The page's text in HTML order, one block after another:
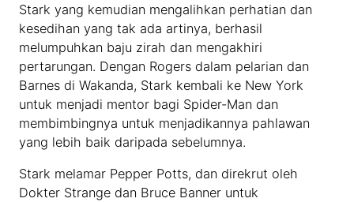
Stark yang kemudian mengalihkan perhatian dan
kesedihan yang tak ada artinya, berhasil
melumpuhkan baju zirah dan mengakhiri
pertarungan. Dengan Rogers dalam pelarian dan
Barnes di Wakanda, Stark kembali ke New York
untuk menjadi mentor bagi Spider-Man dan
membimbingnya untuk menjadikannya pahlawan
yang lebih baik daripada sebelumnya.
Stark melamar Pepper Potts, dan direkrut oleh
Dokter Strange dan Bruce Banner untuk